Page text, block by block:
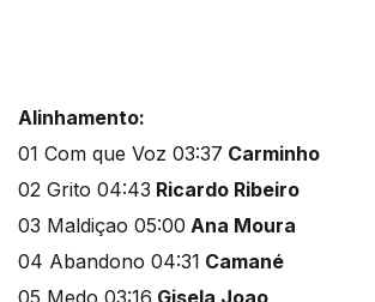
Alinhamento:
01 Com que Voz 03:37 Carminho
02 Grito 04:43 Ricardo Ribeiro
03 Maldiçao 05:00 Ana Moura
04 Abandono 04:31 Camané
05 Medo 03:16 Gisela Joao